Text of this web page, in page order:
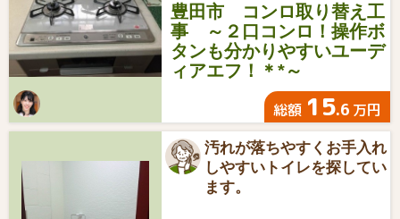
豊田市 コンロ取り替え工
事 ～２口コンロ！操作ボ
タンも分かりやすいユーデ
ィアエフ！＊*～
総額 15.6 万円
汚れが落ちやすくお手入れ
しやすいトイレを探してい
ます。